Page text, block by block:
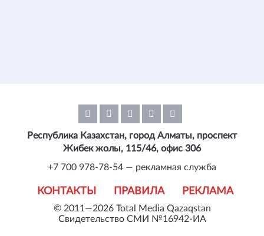
© 2011—2026 Total Media Qazaqstan
Свидетельство СМИ №16942-ИА
КОНТАКТЫ ПРАВИЛА РЕКЛАМА
Республика Казахстан, город Алматы, проспект
Жибек жолы, 115/46, офис 306
+7 700 978-78-54 — рекламная служба